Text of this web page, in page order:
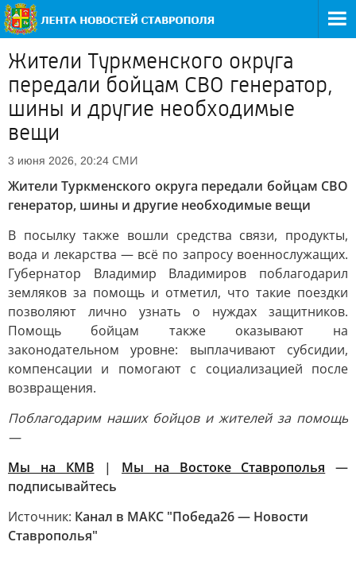
Жители Туркменского округа
передали бойцам СВО генератор,
шины и другие необходимые
вещи
3 июня 2026, 20:24 СМИ
Жители Туркменского округа передали бойцам СВО
генератор, шины и другие необходимые вещи
В посылку также вошли средства связи, продукты,
вода и лекарства — всё по запросу военнослужащих.
Губернатор Владимир Владимиров поблагодарил
земляков за помощь и отметил, что такие поездки
позволяют лично узнать о нуждах защитников.
Помощь бойцам также оказывают на
законодательном уровне: выплачивают субсидии,
компенсации и помогают с социализацией после
возвращения.
Поблагодарим наших бойцов и жителей за помощь
—
Мы на КМВ | Мы на Востоке Ставрополья —
подписывайтесь
Источник: Канал в МАКС "Победа26 — Новости
Ставрополья"